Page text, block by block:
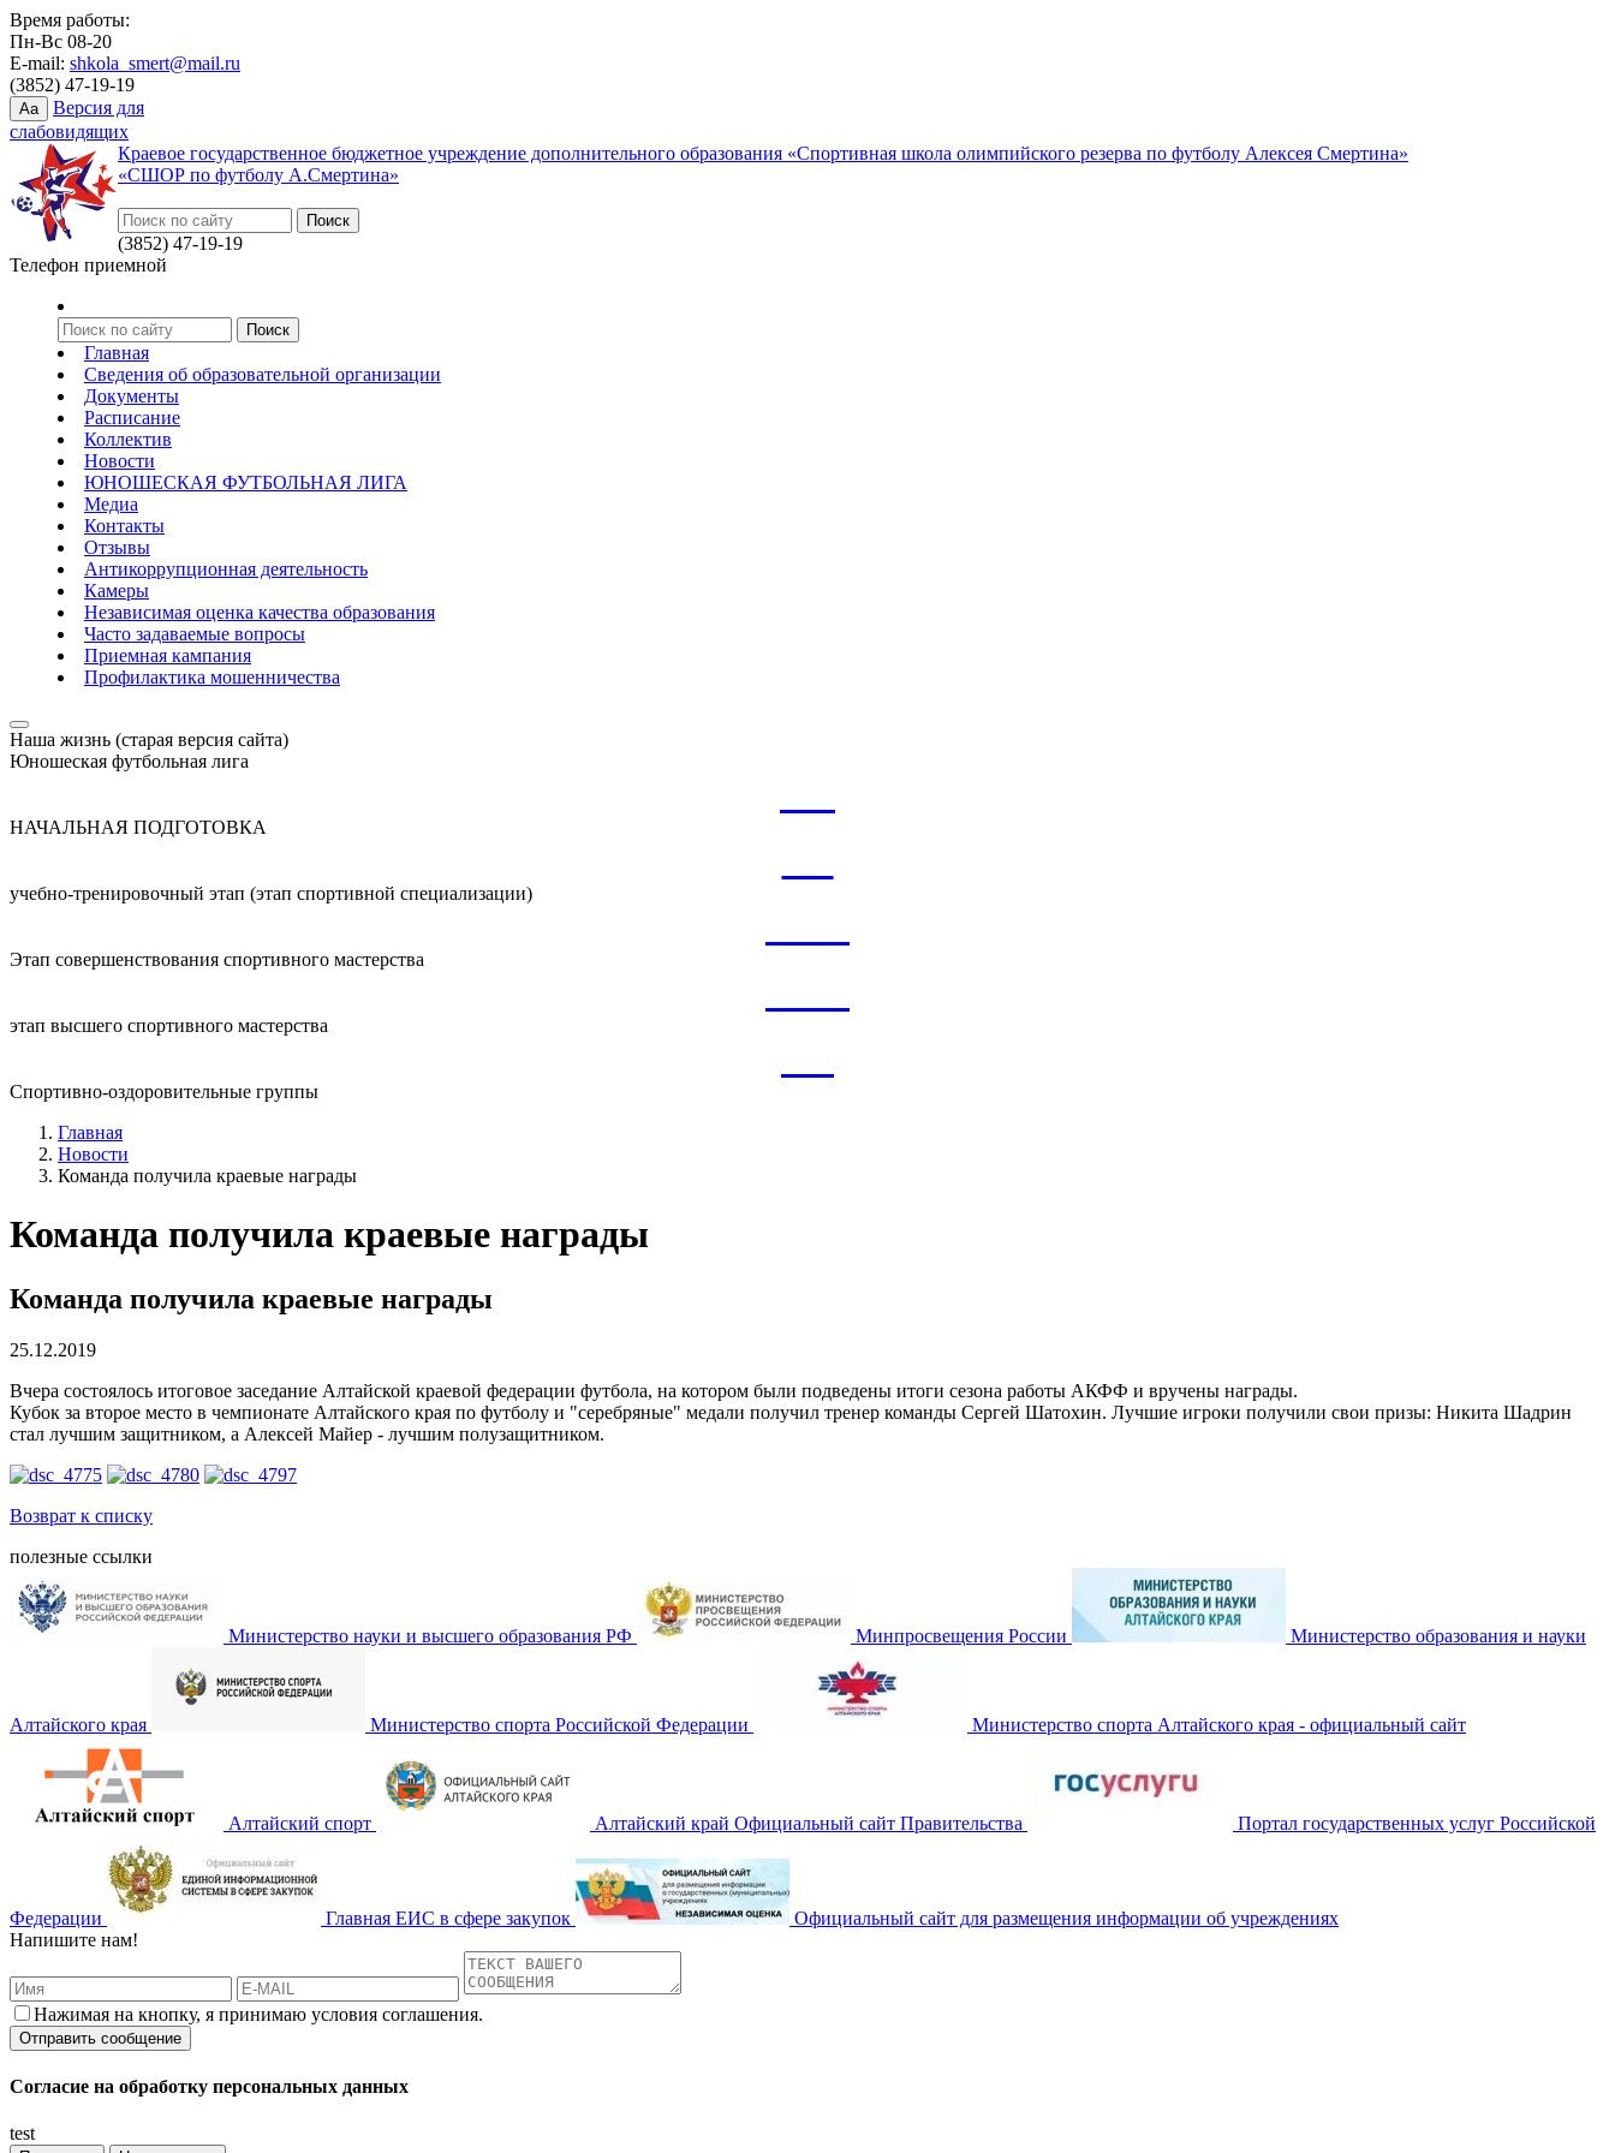
Время работы:
Пн-Вс 08-20
E-mail: shkola_smert@mail.ru
(3852) 47-19-19
Aa
Версия для
слабовидящих
Краевое государственное бюджетное учреждение дополнительного образования «Спортивная школа олимпийского резерва по футболу Алексея Смертина»
«СШОР по футболу А.Смертина»
(3852) 47-19-19
Телефон приемной
Главная
Сведения об образовательной организации
Документы
Расписание
Коллектив
Новости
ЮНОШЕСКАЯ ФУТБОЛЬНАЯ ЛИГА
Медиа
Контакты
Отзывы
Антикоррупционная деятельность
Камеры
Независимая оценка качества образования
Часто задаваемые вопросы
Приемная кампания
Профилактика мошенничества
Наша жизнь (старая версия сайта)
Юношеская футбольная лига
НАЧАЛЬНАЯ ПОДГОТОВКА
учебно-тренировочный этап (этап спортивной специализации)
Этап совершенствования спортивного мастерства
этап высшего спортивного мастерства
Спортивно-оздоровительные группы
Главная
Новости
Команда получила краевые награды
Команда получила краевые награды
Команда получила краевые награды
25.12.2019
Вчера состоялось итоговое заседание Алтайской краевой федерации футбола, на котором были подведены итоги сезона работы АКФФ и вручены награды.
Кубок за второе место в чемпионате Алтайского края по футболу и "серебряные" медали получил тренер команды Сергей Шатохин. Лучшие игроки получили свои призы: Никита Шадрин
стал лучшим защитником, а Алексей Майер - лучшим полузащитником.
Возврат к списку
полезные ссылки
Министерство науки и высшего образования РФ Минпросвещения России Министерство образования и науки
Алтайского края Министерство спорта Российской Федерации Министерство спорта Алтайского края - официальный сайт
Алтайский спорт Алтайский край Официальный сайт Правительства Портал государственных услуг Российской
Федерации Главная ЕИС в сфере закупок
Официальный сайт для размещения информации об учреждениях
Напишите нам!
Нажимая на кнопку, я принимаю условия соглашения.
Согласие на обработку персональных данных
test